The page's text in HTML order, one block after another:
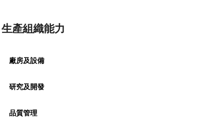
生產組織能力
廠房及設備
研究及開發
品質管理